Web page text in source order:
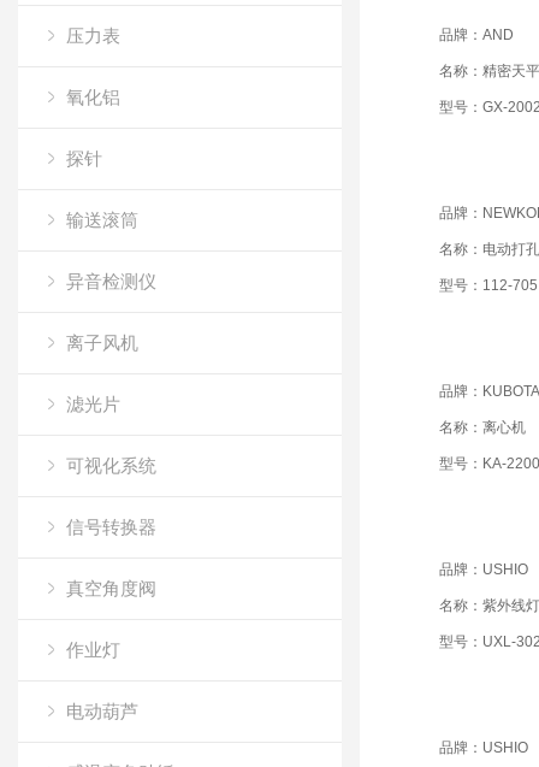
压力表
氧化铝
探针
输送滚筒
异音检测仪
离子风机
滤光片
可视化系统
信号转换器
真空角度阀
作业灯
电动葫芦
品牌：AND
名称：精密天平
型号：GX-
品牌：
名称：电动打
型号：112-
品牌：KUBOTA
名称：离心机
型号：KA-2200
品牌：USHIO
名称：紫外线
型号：UXL-
品牌：USHIO